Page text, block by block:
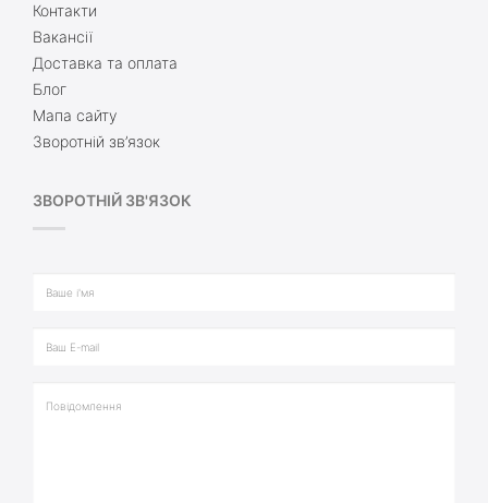
Контакти
Вакансії
Доставка та оплата
Блог
Мапа сайту
Зворотній зв’язок
ЗВОРОТНІЙ ЗВ'ЯЗОК